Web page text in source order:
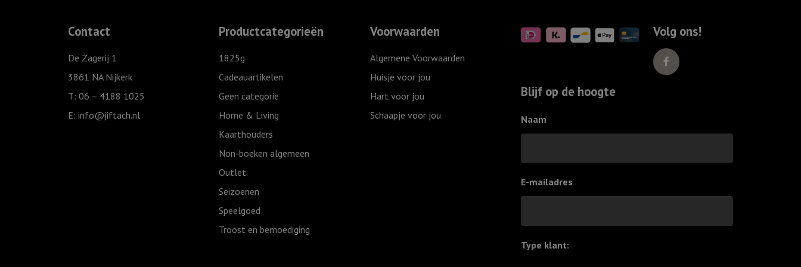
Contact
De Zagerij 1
3861 NA Nijkerk
T: 06 – 4188 1025
E: info@jiftach.nl
Productcategorieën
1825g
Cadeauartikelen
Geen categorie
Home & Living
Kaarthouders
Non-boeken algemeen
Outlet
Seizoenen
Speelgoed
Troost en bemoediging
Voorwaarden
Algemene Voorwaarden
Huisje voor jou
Hart voor jou
Schaapje voor jou
Volg ons!
Blijf op de hoogte
Naam
E-mailadres
Type klant: